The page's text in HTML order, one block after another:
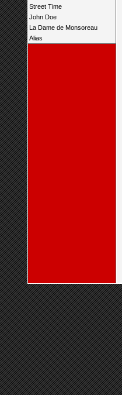
Street Time
John Doe
La Dame de Monsoreau
Alias